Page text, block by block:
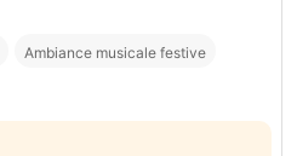
Ambiance musicale festive